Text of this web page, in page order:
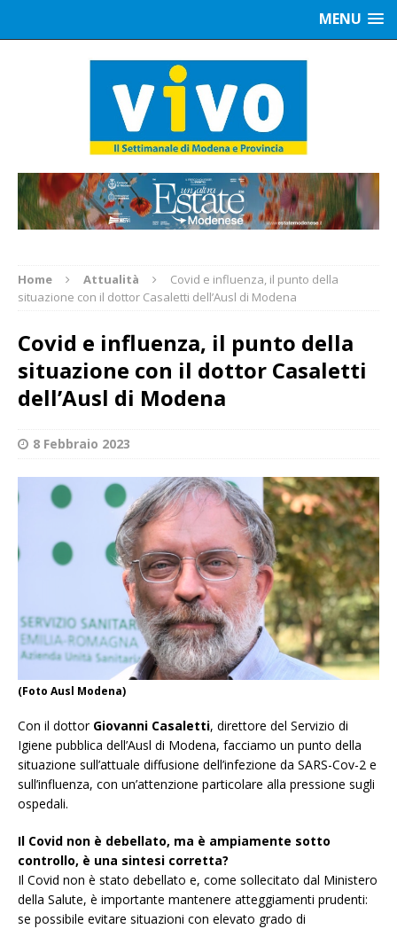
MENU
Home Attualità
Covid e influenza, il punto della
situazione con il dottor Casaletti dell’Ausl di Modena
Covid e influenza, il punto della
situazione con il dottor Casaletti
dell’Ausl di Modena
8 Febbraio 2023
(Foto Ausl Modena)
Con il dottor Giovanni Casaletti, direttore del Servizio di
Igiene pubblica dell’Ausl di Modena, facciamo un punto della
situazione sull’attuale diffusione dell’infezione da SARS-Cov-2 e
sull’influenza, con un’attenzione particolare alla pressione sugli
ospedali.
Il Covid non è debellato, ma è ampiamente sotto
controllo, è una sintesi corretta?
Il Covid non è stato debellato e, come sollecitato dal Ministero
della Salute, è importante mantenere atteggiamenti prudenti:
se possibile evitare situazioni con elevato grado di